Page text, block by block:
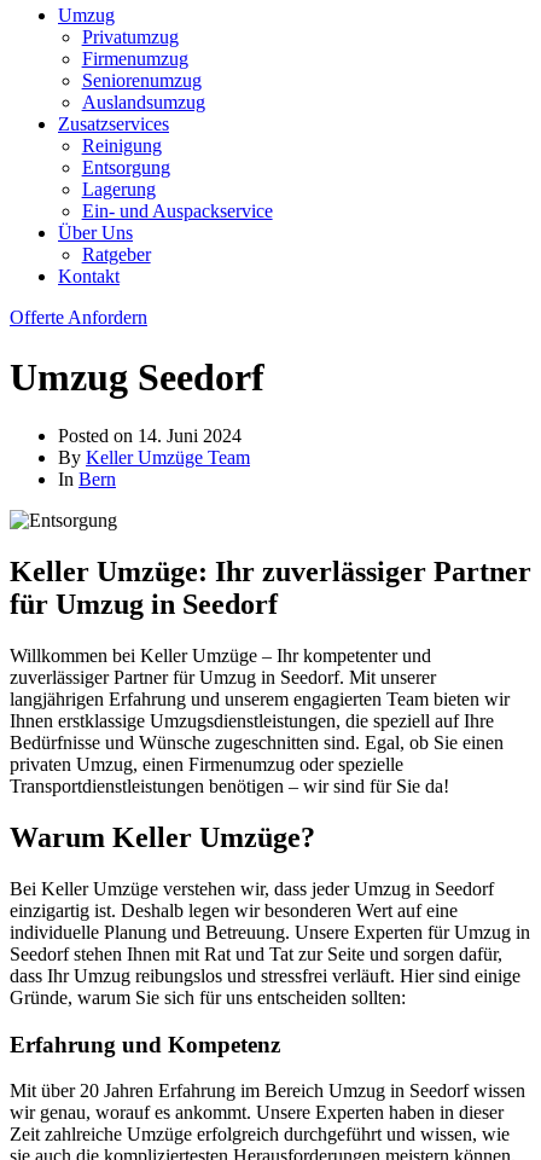
Umzug
Privatumzug
Firmenumzug
Seniorenumzug
Auslandsumzug
Zusatzservices
Reinigung
Entsorgung
Lagerung
Ein- und Auspackservice
Über Uns
Ratgeber
Kontakt
Offerte Anfordern
Umzug Seedorf
Posted on 14. Juni 2024
By Keller Umzüge Team
In Bern
Keller Umzüge: Ihr zuverlässiger Partner
für Umzug in Seedorf
Willkommen bei Keller Umzüge – Ihr kompetenter und
zuverlässiger Partner für Umzug in Seedorf. Mit unserer
langjährigen Erfahrung und unserem engagierten Team bieten wir
Ihnen erstklassige Umzugsdienstleistungen, die speziell auf Ihre
Bedürfnisse und Wünsche zugeschnitten sind. Egal, ob Sie einen
privaten Umzug, einen Firmenumzug oder spezielle
Transportdienstleistungen benötigen – wir sind für Sie da!
Warum Keller Umzüge?
Bei Keller Umzüge verstehen wir, dass jeder Umzug in Seedorf
einzigartig ist. Deshalb legen wir besonderen Wert auf eine
individuelle Planung und Betreuung. Unsere Experten für Umzug in
Seedorf stehen Ihnen mit Rat und Tat zur Seite und sorgen dafür,
dass Ihr Umzug reibungslos und stressfrei verläuft. Hier sind einige
Gründe, warum Sie sich für uns entscheiden sollten:
Erfahrung und Kompetenz
Mit über 20 Jahren Erfahrung im Bereich Umzug in Seedorf wissen
wir genau, worauf es ankommt. Unsere Experten haben in dieser
Zeit zahlreiche Umzüge erfolgreich durchgeführt und wissen, wie